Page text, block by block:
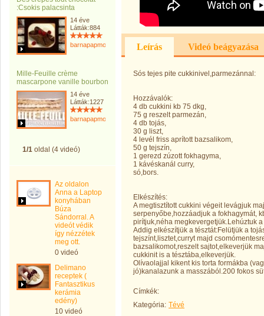
:Csokis palacsinta
14 éve
Látták:884
barnapapmonika
Mille-Feuille crème
mascarpone vanille bourbon
14 éve
Látták:1227
barnapapmonika
1/1 oldal (4 videó)
Az oldalon
Anna a Laptop
konyhában
Búza
Sándorral. A
videót védik
így nézzétek
meg ott.
0 videó
Delimano
receptek (
Fantasztikus
kerámia
edény)
10 videó
Leírás Videó beágyazása
Sós tejes pite cukkinivel,parmezánnal:
Hozzávalók:
4 db cukkini kb 75 dkg,
75 g reszelt parmezán,
4 db tojás,
30 g liszt,
4 levél friss aprított bazsalikom,
50 g tejszín,
1 gerezd zúzott fokhagyma,
1 kávéskanál curry,
só,bors.
Elkészítés:
A megtisztított cukkini végeit levágjuk
serpenyőbe,hozzáadjuk a fokhagymát,
pirítjuk,néha megkevergetjük.Lehúztuk
Addig elkészítjük a tésztát:Felütjük a
tejszínt,lisztet,curryt majd
bazsalikomot,reszelt sajtot,elkeverjük
cukkinit is a tésztába,elkeverjük.
Olívaolajjal kikent kis torta formákba
jó)kanalazunk a masszából.200 fokos
Címkék:
Kategória: Tévé